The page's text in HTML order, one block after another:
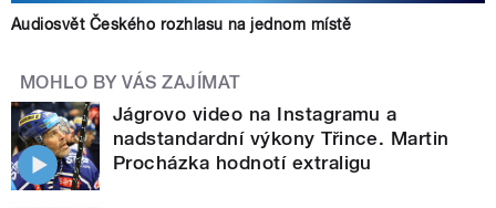
Audiosvět Českého rozhlasu na jednom místě
MOHLO BY VÁS ZAJÍMAT
Jágrovo video na Instagramu a
nadstandardní výkony Třince. Martin
Procházka hodnotí extraligu